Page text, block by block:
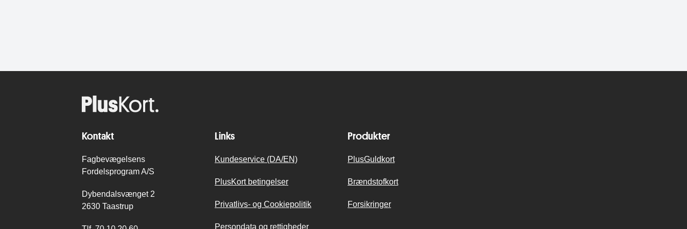
Kontakt
Fagbevægelsens
Fordelsprogram A/S
Dybendalsvænget 2
2630 Taastrup
Links
Kundeservice (DA/EN)
PlusKort betingelser
Privatlivs- og Cookiepolitik
Persondata og rettigheder
Produkter
PlusGuldkort
Brændstofkort
Forsikringer